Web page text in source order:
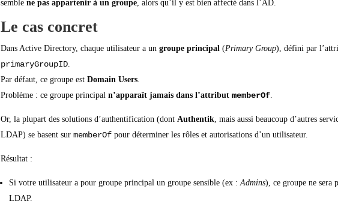
semblene pas appartenir à un groupe, alors qu’il y est bien affecté dans l’AD.
Le cas concret
Dans Active Directory, chaque utilisateur a ungroupe principal (Primary Group), défini par
primaryGroupID.
Par défaut, ce groupe estDomain Users.
Problème : ce groupe principaln’apparaît jamais dans l’attributmemberOf.
Or, la plupart des solutions d’authentification (dontAuthentik, mais aussi beaucoup d’autres
LDAP) se basent surmemberOf pour déterminer les rôles et autorisations d’un utilisateur.
Résultat :
Si votre utilisateur a pour groupe principal un groupe sensible (ex :Admins), ce groupe ne sera
LDAP.